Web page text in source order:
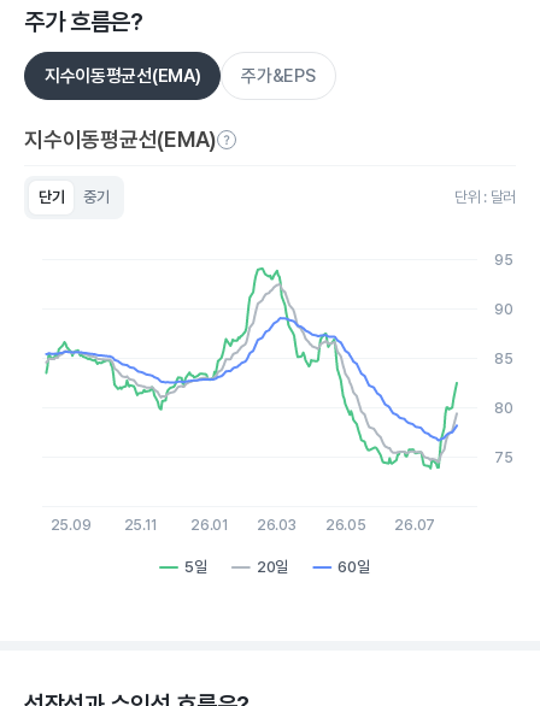
주가 흐름은?
지수이동평균선(EMA) 주가&EPS
지수이동평균선(EMA)
단기 중기 단위 : 달러
The chart has 1 X axis displaying Time. Data ranges from
The chart has 1 Y axis displaying values. Data ranges from
5일 20일 60일
25.09 25.11 26.01 26.03 26.05 26.07
75
80
85
90
95